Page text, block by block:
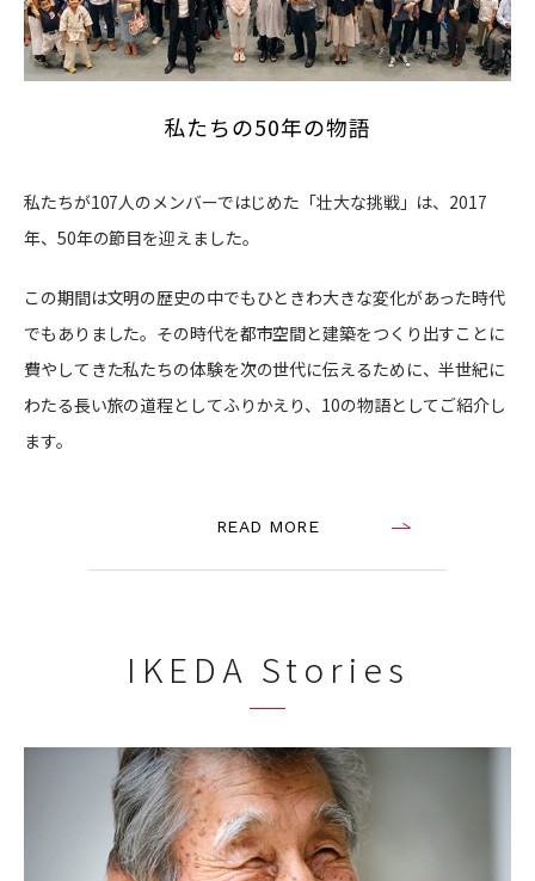
私たちの50年の物語
私たちが107人のメンバーではじめた「壮大な挑戦」は、2017
年、50年の節目を迎えました。
この期間は文明の歴史の中でもひときわ大きな変化があった時代
でもありました。その時代を都市空間と建築をつくり出すことに
費やしてきた私たちの体験を次の世代に伝えるために、半世紀に
わたる長い旅の道程としてふりかえり、10の物語としてご紹介し
ます。
READ MORE
IKEDA Stories